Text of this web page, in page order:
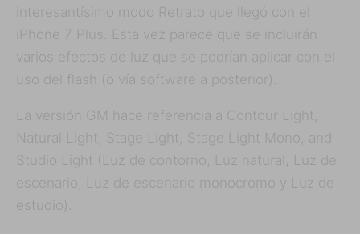
interesantísimo modo Retrato que llegó con el
iPhone 7 Plus. Esta vez parece que se incluirán
varios efectos de luz que se podrían aplicar con el
uso del flash (o vía software a posterior).
La versión GM hace referencia a Contour Light,
Natural Light, Stage Light, Stage Light Mono, and
Studio Light (Luz de contorno, Luz natural, Luz de
escenario, Luz de escenario monocromo y Luz de
estudio).